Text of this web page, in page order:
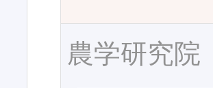
農学研究院